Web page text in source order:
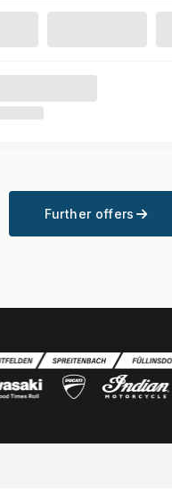
Further offers